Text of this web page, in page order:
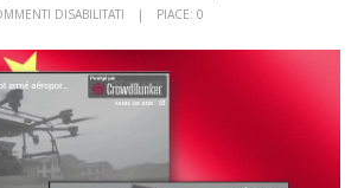
DISABILITATI
GUERRA:
LA
I
PIACE: 0